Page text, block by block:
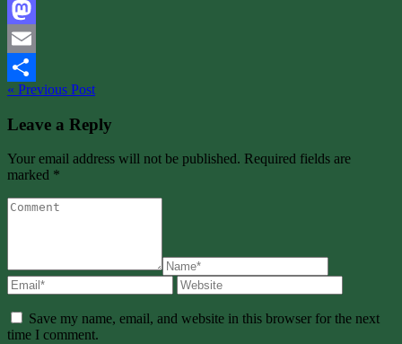
Facebook
Mastodon
Email
Share
« Previous Post
Leave a Reply
Your email address will not be published. Required fields are
marked *
Save my name, email, and website in this browser for the next
time I comment.